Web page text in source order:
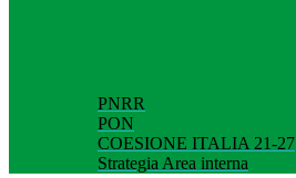
PNRR
PON
COESIONE ITALIA 21-27
Strategia Area interna